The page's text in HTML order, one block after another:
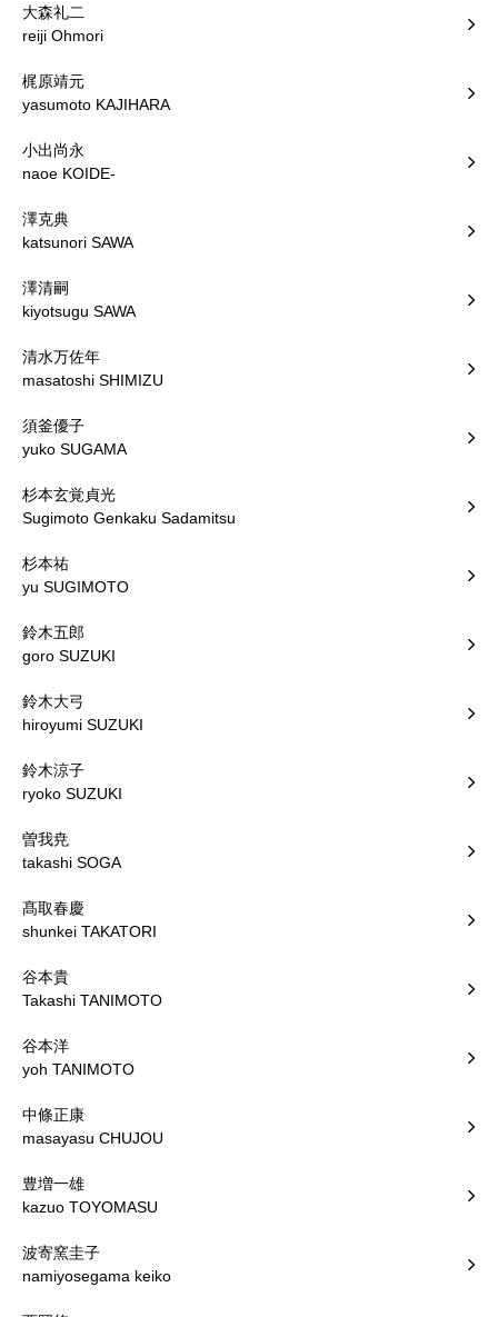
大森礼二
reiji Ohmori
梶原靖元
yasumoto KAJIHARA
小出尚永
naoe KOIDE-
澤克典
katsunori SAWA
澤清嗣
kiyotsugu SAWA
清水万佐年
masatoshi SHIMIZU
須釜優子
yuko SUGAMA
杉本玄覚貞光
Sugimoto Genkaku Sadamitsu
杉本祐
yu SUGIMOTO
鈴木五郎
goro SUZUKI
鈴木大弓
hiroyumi SUZUKI
鈴木涼子
ryoko SUZUKI
曽我尭
takashi SOGA
髙取春慶
shunkei TAKATORI
谷本貴
Takashi TANIMOTO
谷本洋
yoh TANIMOTO
中條正康
masayasu CHUJOU
豊増一雄
kazuo TOYOMASU
波寄窯圭子
namiyosegama keiko